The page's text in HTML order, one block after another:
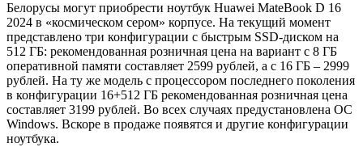
Белорусы могут приобрести ноутбук Huawei MateBook D 16
2024 в «космическом сером» корпусе. На текущий момент
представлено три конфигурации с быстрым SSD-диском на
512 ГБ: рекомендованная розничная цена на вариант с 8 ГБ
оперативной памяти составляет 2599 рублей, а с 16 ГБ – 2999
рублей. На ту же модель с процессором последнего поколения
в конфигурации 16+512 ГБ рекомендованная розничная цена
составляет 3199 рублей. Во всех случаях предустановлена ОС
Windows. Вскоре в продаже появятся и другие конфигурации
ноутбука.